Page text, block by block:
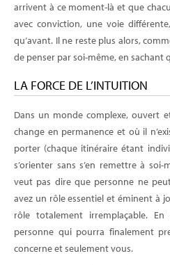
arrivent à ce moment-là et que
avec conviction, une voie
qu’avant. Il ne reste plus alors,
de penser par soi-même, en sachant
LA FORCE DE L’INTUITION
Dans un monde complexe, ouvert
change en permanence et où il
porter (chaque itinéraire étant
s’orienter sans s’en remettre à soi-
veut pas dire que personne ne
avez un rôle essentiel et éminent à
rôle totalement irremplaçable.
personne qui pourra finalement
concerne et seulement vous.